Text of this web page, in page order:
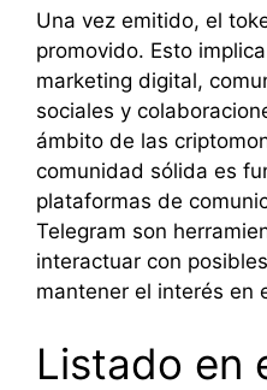
Una vez emitido, el
promovido. Esto
marketing digital,
sociales y
ámbito de las
comunidad sólida es
plataformas de
Telegram son
interactuar con
mantener el interés en
Listado en